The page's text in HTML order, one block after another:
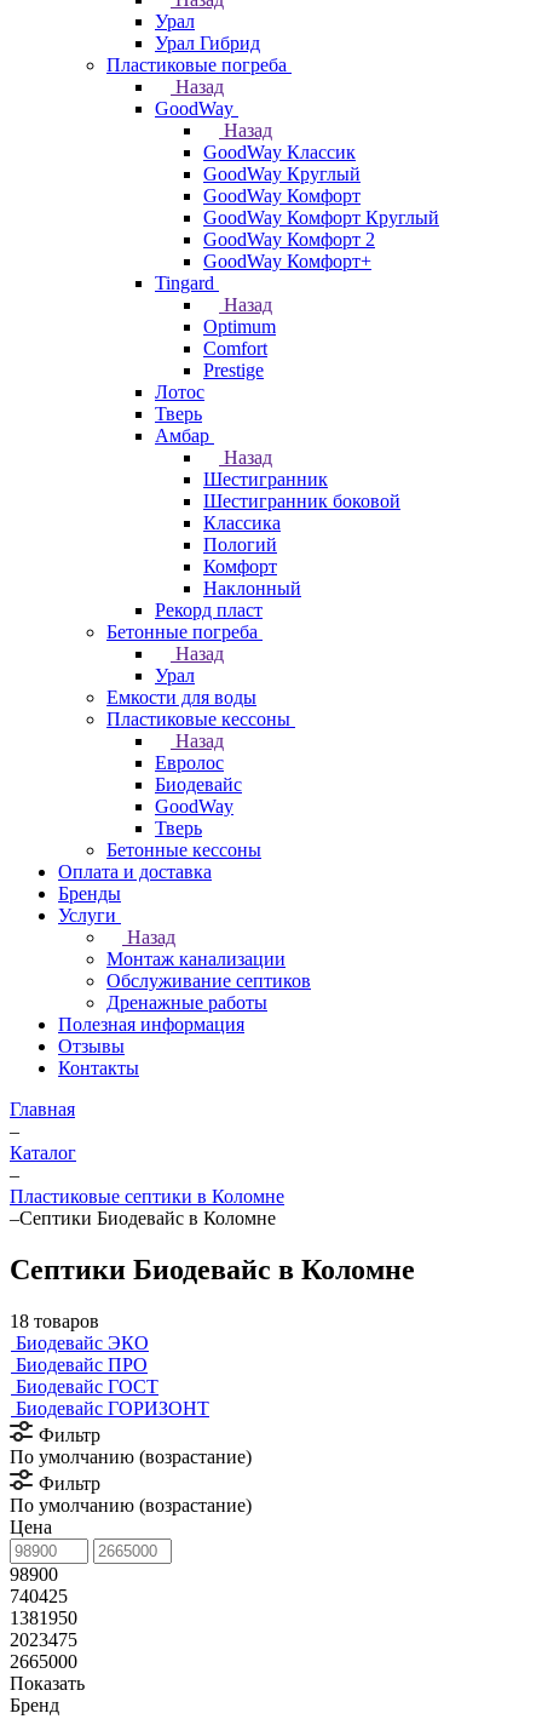
Урал
Урал Гибрид
Пластиковые погреба
Назад
GoodWay
Назад
GoodWay Классик
GoodWay Круглый
GoodWay Комфорт
GoodWay Комфорт Круглый
GoodWay Комфорт 2
GoodWay Комфорт+
Tingard
Назад
Optimum
Comfort
Prestige
Лотос
Тверь
Амбар
Назад
Шестигранник
Шестигранник боковой
Классика
Пологий
Комфорт
Наклонный
Рекорд пласт
Бетонные погреба
Назад
Урал
Емкости для воды
Пластиковые кессоны
Назад
Евролос
Биодевайс
GoodWay
Тверь
Бетонные кессоны
Оплата и доставка
Бренды
Услуги
Назад
Монтаж канализации
Обслуживание септиков
Дренажные работы
Полезная информация
Отзывы
Контакты
Главная
–
Каталог
–
Пластиковые септики в Коломне
–Септики Биодевайс в Коломне
Септики Биодевайс в Коломне
18 товаров
Биодевайс ЭКО
Биодевайс ПРО
Биодевайс ГОСТ
Биодевайс ГОРИЗОНТ
Фильтр
По умолчанию (возрастание)
Фильтр
По умолчанию (возрастание)
Цена
98900
740425
1381950
2023475
2665000
Показать
Бренд